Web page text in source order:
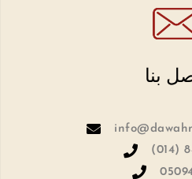
بنا
(014)